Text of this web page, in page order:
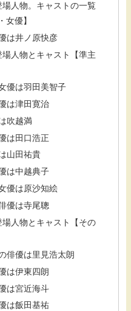
人物。キャストの一覧
女優】
は井ノ原快彦
人物とキャスト【準主
優は羽田美智子
は津田寛治
吹越満
は田口浩正
山田祐貴
は中越典子
優は原沙知絵
優は寺尾聰
人物とキャスト【その
俳優は里見浩太朗
は伊東四朗
は宮近海斗
は飯田基祐